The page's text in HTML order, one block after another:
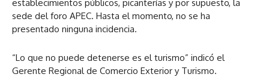
establecimientos públicos, picanterías y por supuesto, la
sede del foro APEC. Hasta el momento, no se ha
presentado ninguna incidencia.
“Lo que no puede detenerse es el turismo” indicó el
Gerente Regional de Comercio Exterior y Turismo.